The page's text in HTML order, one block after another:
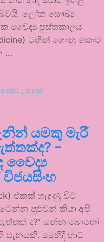
බවයි. ලෝක සෞඛ්‍ය
වෛද්‍ය පුස්තකාලය
මඟින් ගොනු කොට
…
උපදෙස්
යමකු මැරී
–
වෛද්‍ය
විජයසිංහ
එකක් හැදුණු විට
පුළුවන් කියා අපි
ඇත්තක් ද?” යන්න බොහෝ
පැනයකි. මෙහිදී හාට්